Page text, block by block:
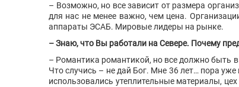
– Возможно, но все зависит от размера
для нас не менее важно, чем цена.
аппараты ЭСАБ. Мировые лидеры на рынке.
– Знаю, что Вы работали на Севере. Почему
– Романтика романтикой, но все должно быть
Что случись – не дай Бог. Мне 36 лет… пора
использовались утеплительные материалы,